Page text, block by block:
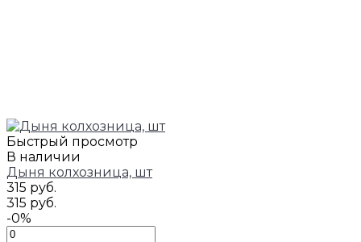
Быстрый просмотр
В наличии
Дыня колхозница, шт
315 руб.
315 руб.
-0%